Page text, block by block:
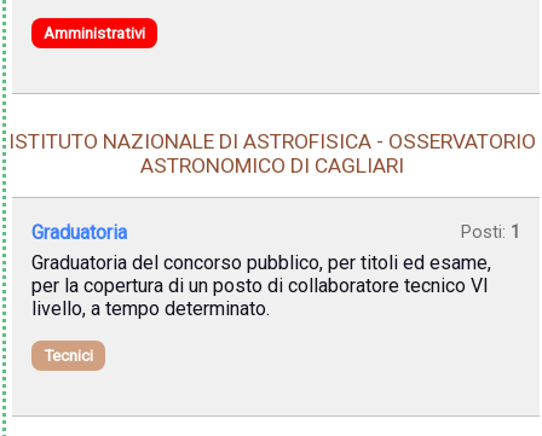
Amministrativi
ISTITUTO NAZIONALE DI ASTROFISICA - OSSERVATORIO
ASTRONOMICO DI CAGLIARI
Graduatoria Posti: 1
Graduatoria del concorso pubblico, per titoli ed esame,
per la copertura di un posto di collaboratore tecnico VI
livello, a tempo determinato.
Tecnici